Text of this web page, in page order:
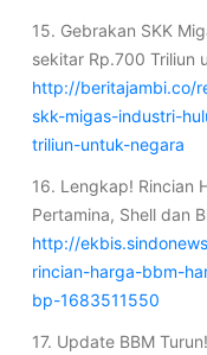
15. Gebrakan SKK
sekitar Rp.700 Triliun
http://beritajambi.co/
skk-migas-industri-
triliun-untuk-negara
16. Lengkap! Rincian
Pertamina, Shell dan
http://
rincian-harga-bbm-
bp-1683511550
17. Update BBM